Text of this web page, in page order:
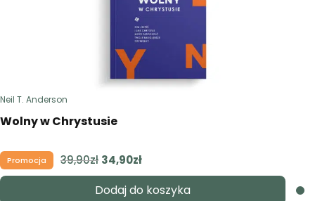
Neil T. Anderson
Wolny w Chrystusie
Promocja 39,90zł Pierwotna
cena
wynosiła:
34,90złAktualna
cena
wynosi:
Dodaj do koszyka